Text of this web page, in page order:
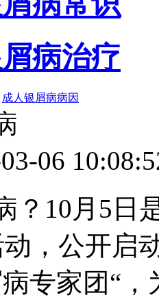
病治疗
成人银屑病病因
06
？10月5日
，公开启
专家团“